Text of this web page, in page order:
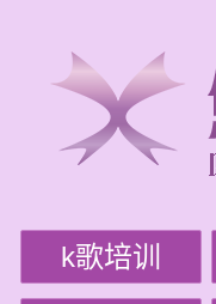
k歌培训